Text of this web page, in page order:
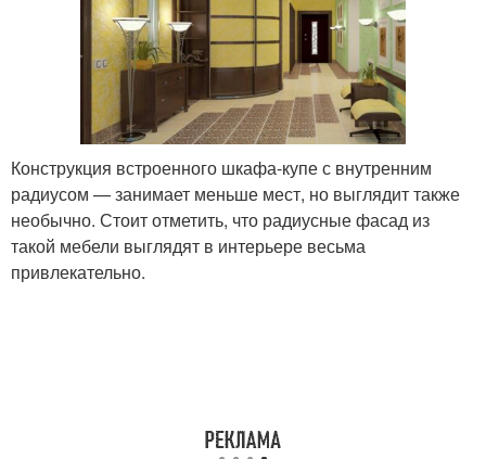
Конструкция встроенного шкафа-купе с внутренним
радиусом — занимает меньше мест, но выглядит также
необычно. Стоит отметить, что радиусные фасад из
такой мебели выглядят в интерьере весьма
привлекательно.